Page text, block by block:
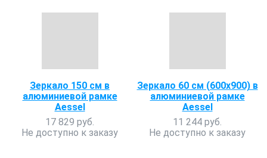
Зеркало 150 см в
алюминиевой рамке
Aessel
17 829 руб.
Не доступно к заказу
Зеркало 60 см (600x900) в
алюминиевой рамке
Aessel
11 244 руб.
Не доступно к заказу